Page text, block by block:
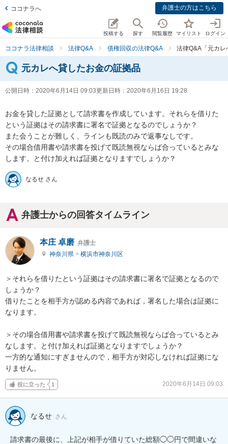
ココナラへ 弁護士の方はこちら
投稿する 探す 閲覧履歴 マイリスト ログイン
ココナラ法律相談 法律Q&A 債権回収の法律Q&A 法律Q&A「元カ
元カレへ貸したお金の証拠品
公開日時： 2020年6月14日 09:03更新日時： 2020年6月16日 19:28
お金を貸した証拠として請求書を作成しています。それらを借りた
という証拠はその請求書に署名で証拠となるのでしょうか？
また会うことが難しく、ラインも既読のみで返事なしです。
その場合借用書や請求書を投げて既読無視ならば合っているとみな
します。と付け加えれば証拠となりますでしょうか？
なるせ さん
弁護士からの回答タイムライン
本庄 卓磨 弁護士
神奈川県 > 横浜市神奈川区
＞それらを借りたという証拠はその請求書に署名で証拠となるので
しょうか？
借りたことを相手方が認める内容であれば，署名した場合は証拠に
なります。
＞その場合借用書や請求書を投げて既読無視ならば合っているとみ
なします。と付け加えれば証拠となりますでしょうか？
一方的な通知にすぎませんので，相手方が対応しなければ証拠にな
りません。
役に立った 1 2020年6月14日 09:03
なるせ さん
請求書の最後に、上記が相手が借りていた総額◯◯円で間違いな